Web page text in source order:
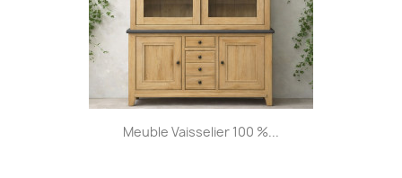
Meuble Vaisselier 100 %...